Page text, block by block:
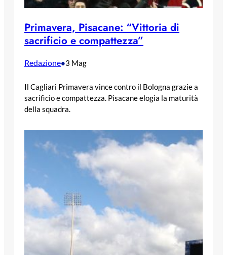
Primavera, Pisacane: “Vittoria di
sacrificio e compattezza”
Redazione•3 Mag
Il Cagliari Primavera vince contro il Bologna grazie a
sacrificio e compattezza. Pisacane elogia la maturità
della squadra.